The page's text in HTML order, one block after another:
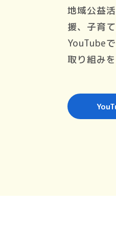
地域公益
援、子育
YouTube
取り組み